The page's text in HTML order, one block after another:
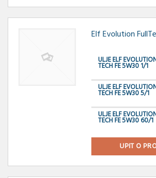
Elf Evolution
ULJE ELF
TECH FE 5W30 1/1
ULJE ELF
TECH FE 5W30 5/1
ULJE ELF
TECH FE 5W30 60/1
UPIT O